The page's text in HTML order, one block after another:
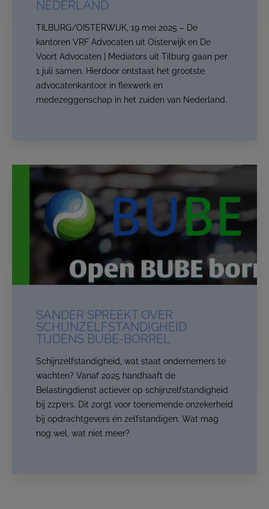
NEDERLAND
TILBURG/OISTERWIJK, 19 mei 2025 – De
kantoren VRF Advocaten uit Oisterwijk en De
Voort Advocaten | Mediators uit Tilburg gaan per
1 juli samen. Hierdoor ontstaat het grootste
advocatenkantoor in flexwerk en
medezeggenschap in het zuiden van Nederland.
SANDER SPREEKT OVER
SCHIJNZELFSTANDIGHEID
TIJDENS BUBE-BORREL
Schijnzelfstandigheid, wat staat ondernemers te
wachten? Vanaf 2025 handhaaft de
Belastingdienst actiever op schijnzelfstandigheid
bij zzp’ers. Dit zorgt voor toenemende onzekerheid
bij opdrachtgevers én zelfstandigen. Wat mag
nog wel, wat niet meer?
The location changes, but your trusted advisors
remain the same and our services are expanded and
stronger.
From now on, we are:De Voort Advocaten | Mediators
This website will for now remain accessible to our
clients.